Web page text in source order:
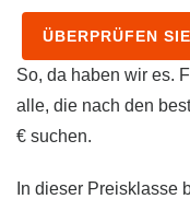
ÜBERPRÜFEN
So, da haben wir es.
alle, die nach den
€ suchen.
In dieser Preisklasse